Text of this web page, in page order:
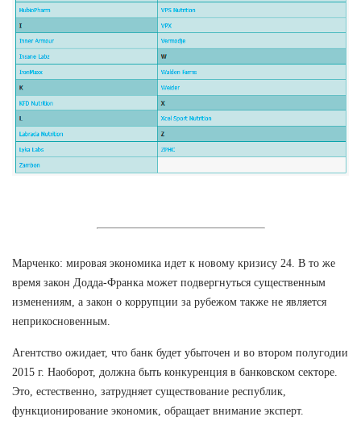
Марченко: мировая экономика идет к новому кризису 24. В то же
время закон Додда-Франка может подвергнуться существенным
изменениям, а закон о коррупции за рубежом также не является
неприкосновенным.
Агентство ожидает, что банк будет убыточен и во втором полугодии
2015 г. Наоборот, должна быть конкуренция в банковском секторе.
Это, естественно, затрудняет существование республик,
функционирование экономик, обращает внимание эксперт.